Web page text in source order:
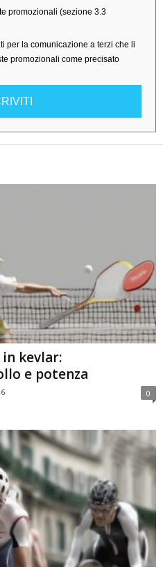
promozionali (sezione 3.3
per la comunicazione a terzi che li
promozionali come precisato
kevlar:
e potenza
0